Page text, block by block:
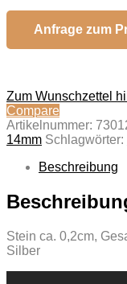
Anfrage zum
Zum Wunschzettel
Compare
Artikelnummer:
14mm Schlagwörter:
Beschreibung
Stein ca. 0,2cm,
Silber